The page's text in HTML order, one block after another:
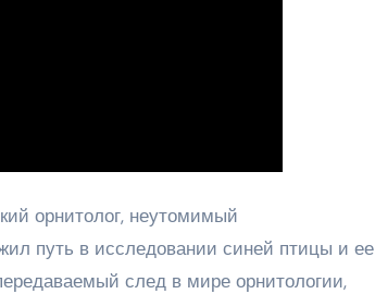
орнитолог, неутомимый
путь в исследовании синей птицы и ее
след в мире орнитологии,